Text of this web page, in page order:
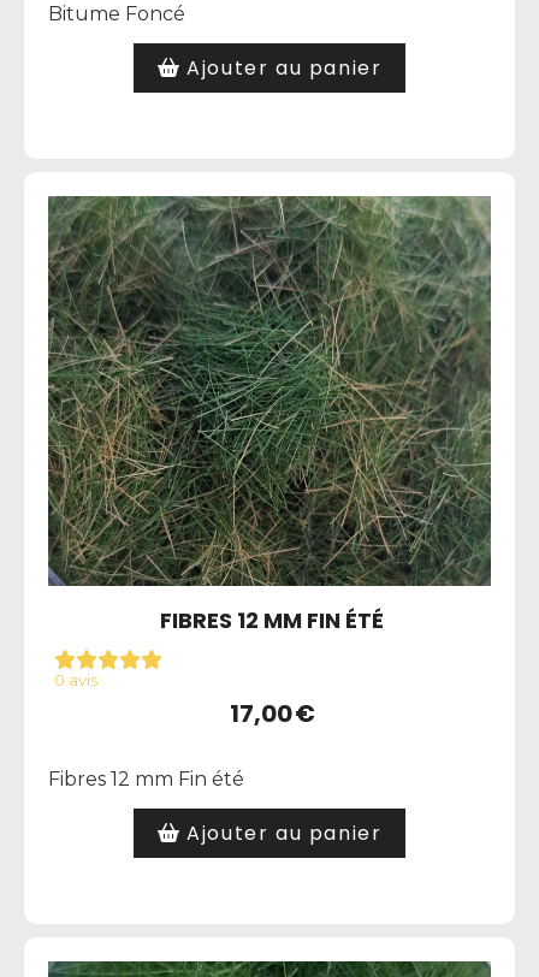
Bitume Foncé
Ajouter au panier
FIBRES 12 MM FIN ÉTÉ
0 avis
17,00€
Fibres 12 mm Fin été
Ajouter au panier